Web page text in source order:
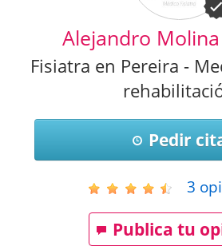
Alejandro
Fisiatra en Pereira -
Pedir
3
Publica tu